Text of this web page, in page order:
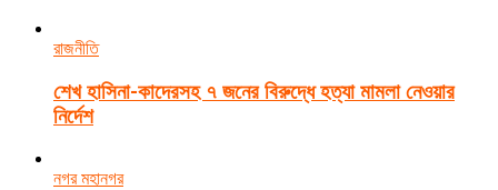
রাজনীতি
শেখ হাসিনা-কাদেরসহ ৭ জনের বিরুদ্ধে হত্যা মামলা নেওয়ার
নির্দেশ
নগর মহানগর